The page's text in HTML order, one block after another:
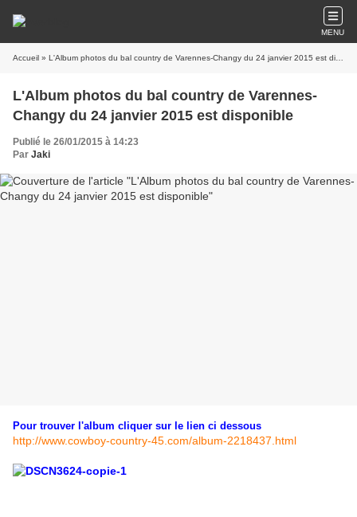
MENU
Accueil » L'Album photos du bal country de Varennes-Changy du 24 janvier 2015 est disponible
L'Album photos du bal country de Varennes-
Changy du 24 janvier 2015 est disponible
Publié le 26/01/2015 à 14:23
Par Jaki
Pour trouver l'album cliquer sur le lien ci dessous
http://www.cowboy-country-45.com/album-2218437.html